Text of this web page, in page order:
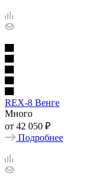
REX-8 Венге
Много
от 42 050 ₽
Подробнее